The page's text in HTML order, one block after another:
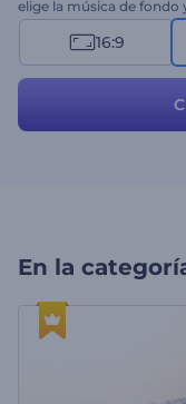
elige la música de fondo
calidad profesional.
aperturas de16:9
En la